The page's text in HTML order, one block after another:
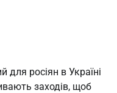
для росіян в Україні
заходів, щоб